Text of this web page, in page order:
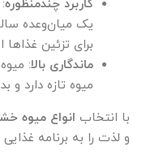
کاربرد چندمنظوره
یک میان‌وعده
برای تزئین غذاها
ماندگاری بالا:
میوه تازه دارد و
با انتخاب انواع میوه
و لذت را به برنامه